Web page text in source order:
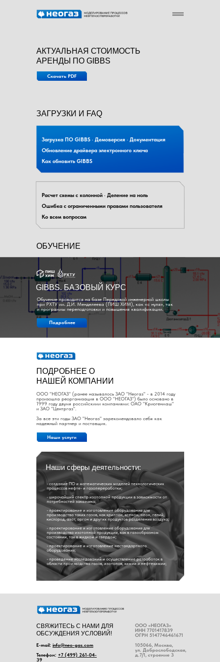
АКТУАЛЬНАЯ СТОИМОСТЬ
АРЕНДЫ ПО GIBBS
Скачать PDF
ЗАГРУЗКИ И FAQ
Загрузка ПО GIBBS · Демоверсия · Документация
Обновление драйвера электронного ключа
Как обновить GIBBS
Расчет схемы с колонной · Деление на ноль
Ошибка с ограниченными правами пользователя
Ко всем вопросам
ОБУЧЕНИЕ
GIBBS. БАЗОВЫЙ КУРС
Обучение проводится на базе Передовой инженерной школы
при РХТУ им. Д.И. Менделеева (ПИШ ХИМ), как «с нуля», так
и программы переподготовки и повышения квалификации.
Подробнее
ПОДРОБНЕЕ О
НАШЕЙ КОМПАНИИ
ООО "НЕОГАЗ" (ранее называлось ЗАО "Неогаз" - в 2014 году
произошла реорганизация в ООО "НЕОГАЗ") было основано в
1999 году двумя российскими компаниями: ОАО "Криогенмаш"
и ЗАО "Центргаз".
За все эти годы ЗАО "Неогаз" зарекомендовало себя как
надежный партнер и поставщик.
Наши услуги
- создание ПО и математических моделей технологических
процессов нефте- и газопереработки;
- широчайший спектр изотопной продукции в зависимости от
потребностей заказчика;
- проектирование и изготовление оборудования для
производства таких газов, как криптон, ксенон, неон, гелий,
кислород, азот, аргон и других продуктов разделения воздуха;
- проектирование и изготовление оборудования для
производства изотопной продукции, как в газообразном
состоянии, так в жидком и твердом;
- проектирование и изготовление нестандартного
оборудования;
- проведение исследований и осуществление разработок в
области производства газов, изотопов, химии и нефтехимии;
Наши сферы деятельности:
ООО «НЕОГАЗ»
ИНН 7701417839
ОГРН 5147746461671
105066, Москва,
ул. Доброслободская,
д.7/1, строение 3
СВЯЖИТЕСЬ С НАМИ ДЛЯ
ОБСУЖДЕНИЯ УСЛОВИЙ!
E-mail: info@neo-gas.com
Телефон: +7 (499) 261-04-
39